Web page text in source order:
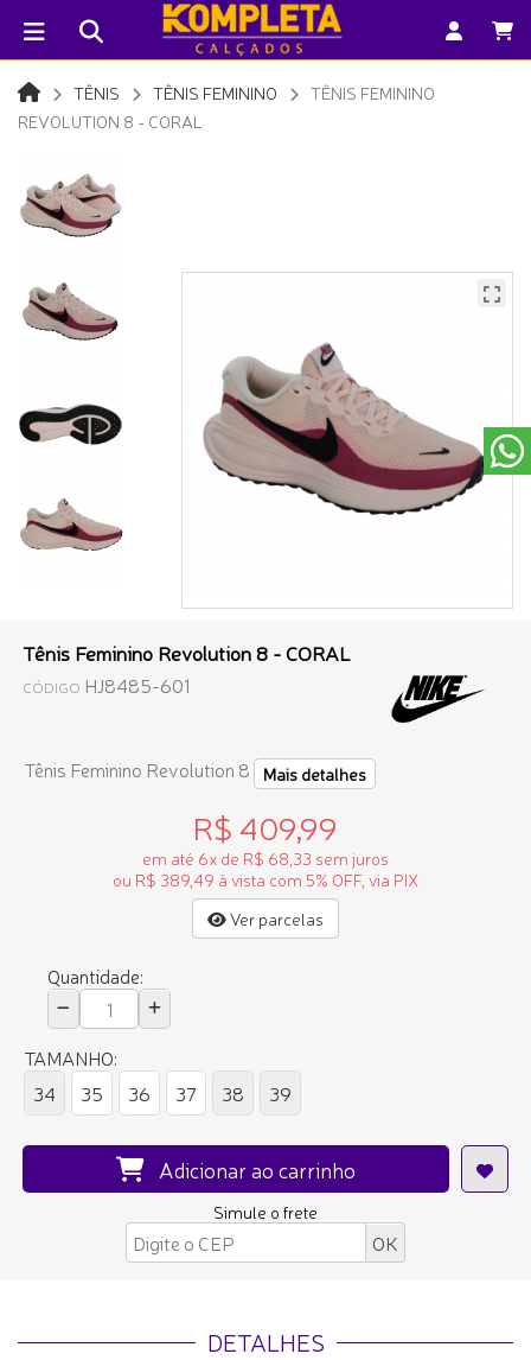
TÊNIS TÊNIS FEMININO
TÊNIS FEMININO
REVOLUTION 8 - CORAL
Tênis Feminino Revolution 8 - CORAL
CÓDIGO HJ8485-601
Tênis Feminino Revolution 8 Mais detalhes
R$ 409,99
em até 6x de R$ 68,33 sem juros
ou R$ 389,49 à vista com 5% OFF, via PIX
Ver parcelas
Quantidade:
TAMANHO:
34
35 36 37 38 39
Adicionar ao carrinho
Simule o frete
DETALHES